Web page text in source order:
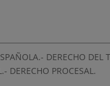
DERECHO DEL
DERECHO PROCESAL.